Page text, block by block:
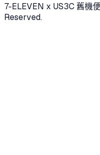
7-ELEVEN x US3C 舊機
Reserved.